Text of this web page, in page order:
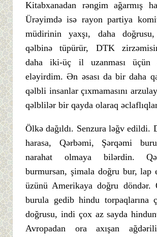
Kitabxanadan rəngim ağarmış
Ürəyimdə isə rayon partiya
müdirinin yaxşı, daha
qəlbinə tüpürür, DTK
daha iki-üç il uzanması üçün
eləyirdim. Ən əsası da bir daha
qəlbli insanlar çıxmamasını
qəlblilər bir qayda olaraq
Ölkə dağıldı. Senzura ləğv edildi.
harasa, Qərbəmi, Şərqəmi
narahat olmaya bilərdin.
burmursan, şimala doğru bur, lap
üzünü Amerikaya doğru döndər.
burula gedib hindu torpaqlarına
doğrusu, indi çox az sayda
Avropadan ora axışan